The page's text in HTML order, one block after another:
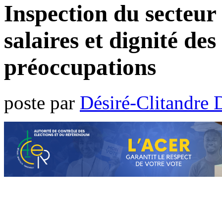
Inspection du
salaires et dignité
préoccupations
poste par Désiré-Clitandre